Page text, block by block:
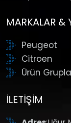
MARKALAR &
Peugeot
Citroen
Ürün
İLETIŞIM